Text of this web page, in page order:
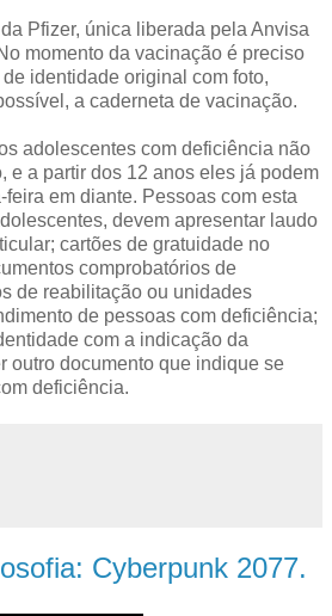
Pfizer, única liberada pela Anvisa
momento da vacinação é preciso
identidade original com foto,
a caderneta de vacinação.
adolescentes com deficiência não
e a partir dos 12 anos eles já podem
em diante. Pessoas com esta
devem apresentar laudo
cartões de gratuidade no
comprobatórios de
de reabilitação ou unidades
de pessoas com deficiência;
com a indicação da
outro documento que indique se
deficiência.
Cyberpunk 2077.